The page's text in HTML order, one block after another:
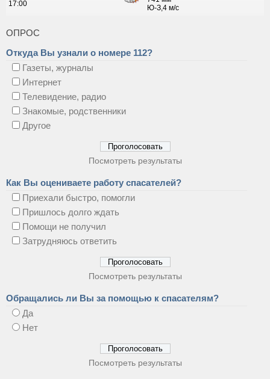
ОПРОС
Откуда Вы узнали о номере 112?
Газеты, журналы
Интернет
Телевидение, радио
Знакомые, родственники
Другое
Посмотреть результаты
Как Вы оцениваете работу спасателей?
Приехали быстро, помогли
Пришлось долго ждать
Помощи не получил
Затрудняюсь ответить
Посмотреть результаты
Обращались ли Вы за помощью к спасателям?
Да
Нет
Посмотреть результаты